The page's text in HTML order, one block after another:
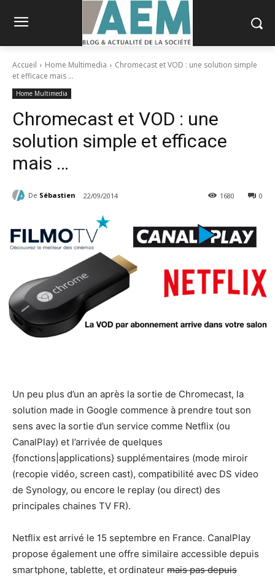
Accueil Home Multimedia
Chromecast et VOD : une solution simple
et efficace mais …
Home Multimedia
Chromecast et VOD : une
solution simple et efficace
mais …
De Sébastien 22/09/2014 0
1680
Un peu plus d’un an après la sortie de Chromecast, la
solution made in Google commence à prendre tout son
sens avec la sortie d’un service comme Netflix (ou
CanalPlay) et l’arrivée de quelques
{fonctions|applications} supplémentaires (mode miroir
(recopie vidéo, screen cast), compatibilité avec DS video
de Synology, ou encore le replay (ou direct) des
principales chaines TV FR).
Netflix est arrivé le 15 septembre en France. CanalPlay
propose également une offre similaire accessible depuis
smartphone, tablette, et ordinateur mais pas depuis